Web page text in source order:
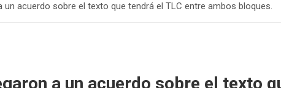
un acuerdo sobre el texto que tendrá el TLC entre ambos bloques.
a un acuerdo sobre el texto